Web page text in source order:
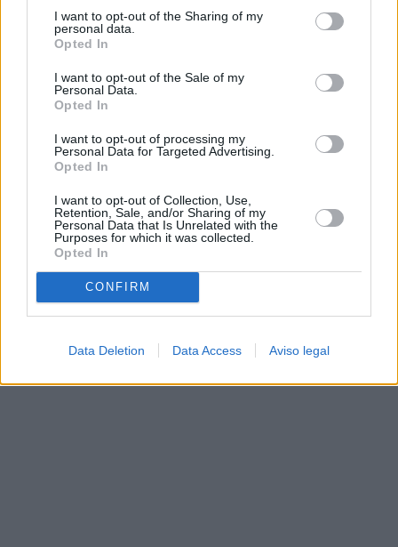
de su consentimiento, pero usted tiene el derecho de
rechazar tal procesamiento. Sus preferencias se aplicarán
cualquier momento entrando de nuevo en este sitio web o
visitando nuestra política de privacidad.
I want to opt-out of the Sharing of my
personal data.
Opted In
I want to opt-out of the Sale of my
Personal Data.
Opted In
I want to opt-out of processing my
Personal Data for Targeted Advertising.
Opted In
I want to opt-out of Collection, Use,
Retention, Sale, and/or Sharing of my
Personal Data that Is Unrelated with the
Purposes for which it was collected.
Opted In
CONFIRM
Data Deletion Data Access Aviso legal